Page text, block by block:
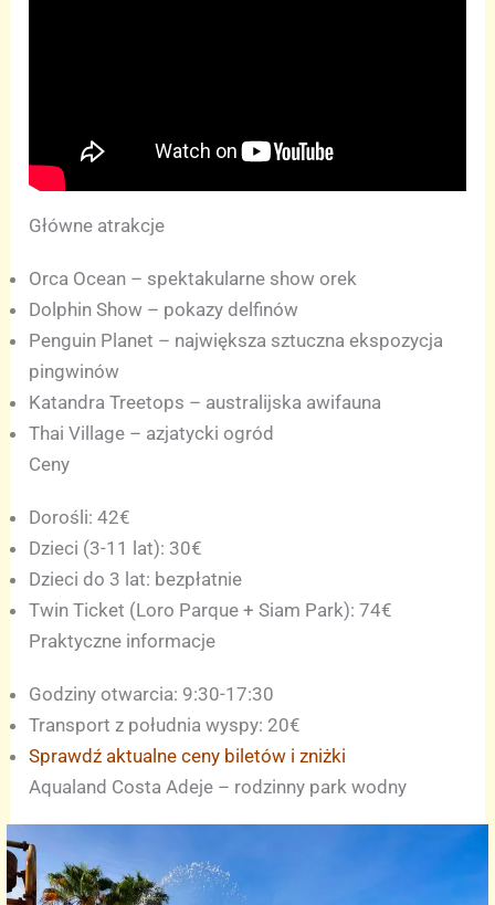
Główne atrakcje
Orca Ocean – spektakularne show orek
Dolphin Show – pokazy delfinów
Penguin Planet – największa sztuczna ekspozycja
pingwinów
Katandra Treetops – australijska awifauna
Thai Village – azjatycki ogród
Ceny
Dorośli: 42€
Dzieci (3-11 lat): 30€
Dzieci do 3 lat: bezpłatnie
Twin Ticket (Loro Parque + Siam Park): 74€
Praktyczne informacje
Godziny otwarcia: 9:30-17:30
Transport z południa wyspy: 20€
Sprawdź aktualne ceny biletów i zniżki
Aqualand Costa Adeje – rodzinny park wodny